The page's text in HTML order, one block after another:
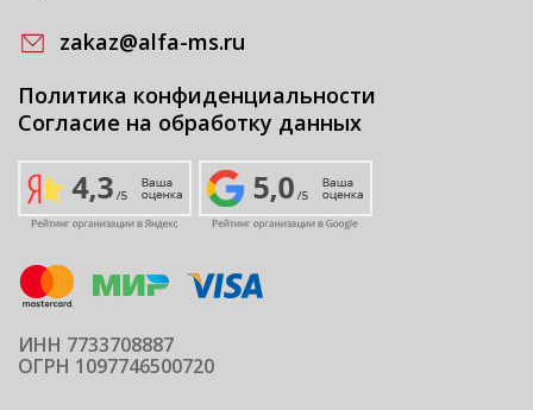
zakaz@alfa-ms.ru
Политика конфиденциальности
Согласие на обработку данных
ИНН 7733708887
ОГРН 1097746500720